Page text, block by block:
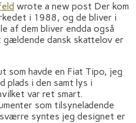
wrote a new post Der kom
i 1988, og de bliver i
af dem bliver endda også
dansk skattelov er
som havde en Fiat Tipo, jeg
plads i den samt lys i
var ret smart.
som tilsyneladende
syntes jeg designet er